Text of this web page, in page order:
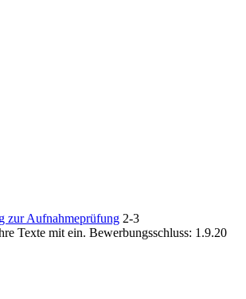
zur Aufnahmeprüfung 2-3
Texte mit ein. Bewerbungsschluss: 1.9.20